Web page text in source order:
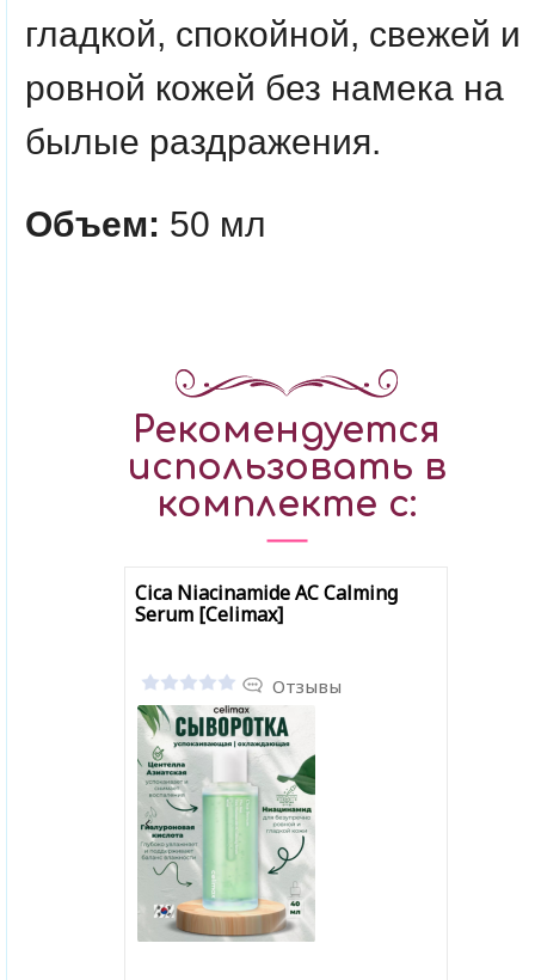
гладкой, спокойной, свежей и
ровной кожей без намека на
былые раздражения.
Объем: 50 мл
Рекомендуется
использовать в
комплекте с:
Cica Niacinamide AC Calming
Serum [Celimax]
Отзывы